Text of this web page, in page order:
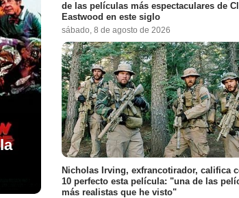
de las películas más espectaculares de
Eastwood en este siglo
sábado, 8 de agosto de 2026
Nicholas Irving, exfrancotirador, califica
10 perfecto esta película: "una de las
más realistas que he visto"